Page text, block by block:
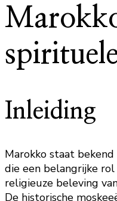
Inleiding
Marokko staat
die een belangrijke
religieuze beleving
De historische